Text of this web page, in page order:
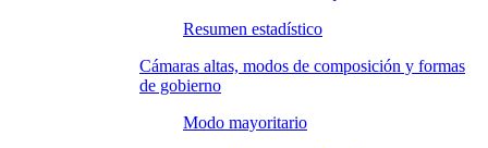
Resumen estadístico
Cámaras altas, modos de composición y formas
de gobierno
Modo mayoritario